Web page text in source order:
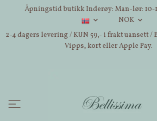
Åpningstid butikk Inderøy: Man-lør: 10-
NOK
2-4 dagers levering / KUN 59,- i frakt uansett /
Vipps, kort eller Apple Pay.